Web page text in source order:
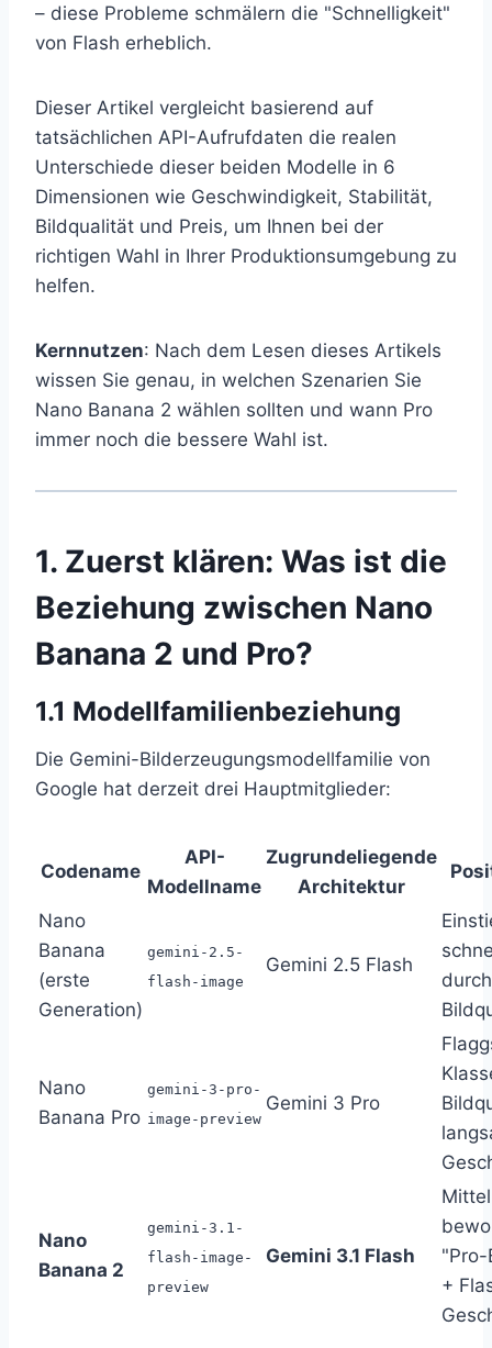
– diese Probleme schmälern die "Schnelligkeit"
von Flash erheblich.
Dieser Artikel vergleicht basierend auf
tatsächlichen API-Aufrufdaten die realen
Unterschiede dieser beiden Modelle in 6
Dimensionen wie Geschwindigkeit, Stabilität,
Bildqualität und Preis, um Ihnen bei der
richtigen Wahl in Ihrer Produktionsumgebung zu
helfen.
Kernnutzen: Nach dem Lesen dieses Artikels
wissen Sie genau, in welchen Szenarien Sie
Nano Banana 2 wählen sollten und wann Pro
immer noch die bessere Wahl ist.
1. Zuerst klären: Was ist die
Beziehung zwischen Nano
Banana 2 und Pro?
1.1 Modellfamilienbeziehung
Die Gemini-Bilderzeugungsmodellfamilie von
Google hat derzeit drei Hauptmitglieder:
Codename
API-
Modellname
Zugrundeliegende
Architektur
Nano
Banana
(erste
Generation)
gemini-2.5-
flash-image
Gemini 2.5 Flash
Nano
Banana Pro
gemini-3-pro-
image-preview
Gemini 3 Pro
Nano
Banana 2
gemini-3.1-
flash-image-
preview
Gemini 3.1 Flash
+